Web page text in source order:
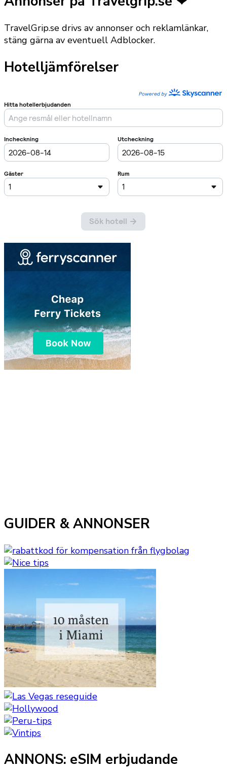
TravelGrip.se drivs av annonser och reklamlänkar,
stäng gärna av eventuell Adblocker.
Hotelljämförelser
GUIDER & ANNONSER
ANNONS: eSIM erbjudande